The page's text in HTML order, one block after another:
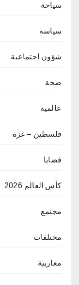
سياحة
سياسة
شؤون اجتماعية
صحة
عالمية
فلسطين – غزة
قضايا
كأس العالم 2026
مجتمع
مختلفات
مغاربية